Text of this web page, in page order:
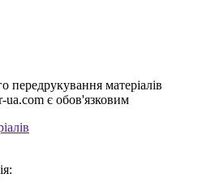
передрукування матеріалів
ua.com є обов'язковим